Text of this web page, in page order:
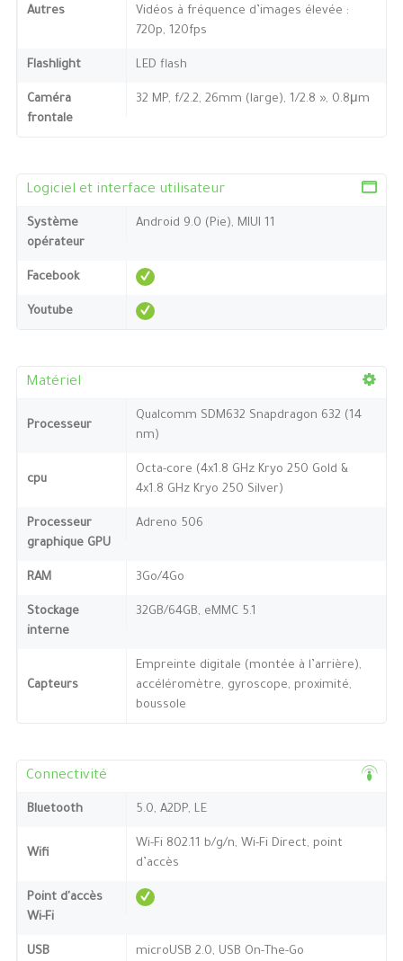
Autres
Vidéos à fréquence d’images élevée :
720p, 120fps
Flashlight LED flash
Caméra
frontale
32 MP, f/2.2, 26mm (large), 1/2.8 », 0.8μm
Logiciel et interface utilisateur
Système
opérateur
Android 9.0 (Pie), MIUI 11
Facebook
Youtube
Matériel
Processeur
Qualcomm SDM632 Snapdragon 632 (14
nm)
cpu
Octa-core (4x1.8 GHz Kryo 250 Gold &
4x1.8 GHz Kryo 250 Silver)
Processeur
graphique GPU
Adreno 506
RAM 3Go/4Go
Stockage
interne
32GB/64GB, eMMC 5.1
Capteurs
Empreinte digitale (montée à l’arrière),
accéléromètre, gyroscope, proximité,
boussole
Connectivité
Bluetooth 5.0, A2DP, LE
Wifi
Wi-Fi 802.11 b/g/n, Wi-Fi Direct, point
d’accès
Point d'accès
Wi-Fi
USB microUSB 2.0, USB On-The-Go